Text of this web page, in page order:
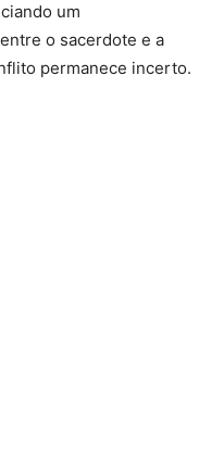
um
o sacerdote e a
permanece incerto.